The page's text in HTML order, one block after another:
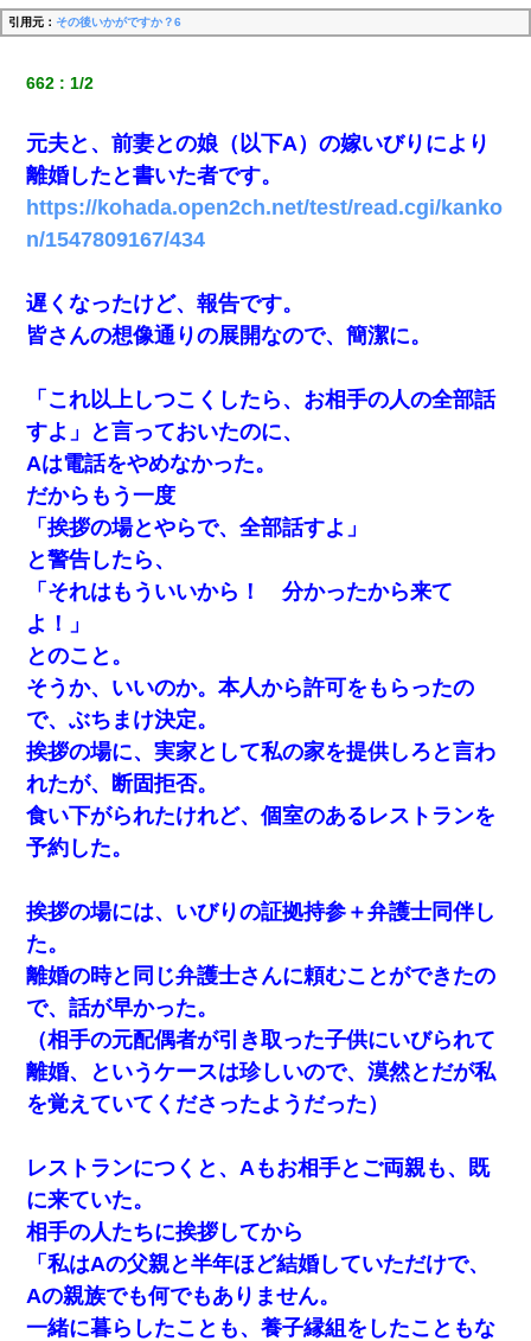
からない
義兄嫁「娘が大学に入ったら下宿させて」私「しつこい、学校斡
旋のアパートに行け」→ 旦那が義兄に通報したら「志望校を変え
デパートの外商『私さんだと名乗る女が、ツケで宝石を買おうと
していて…』私「！？」→ 翌日。ママ友たちの様子が微妙におか
しくなり・・・
さっき嫁から、「愛しています」ってメールが届いた。俺も「愛
彼女との行為を録画した結果→衝撃の事実が判明したｗｗｗｗｗ
ｗ
嫁が涙声で『会いたいね』とか言っているのが聞こえた。俺「こ
んな時間に誰と電話してんの？」嫁「ごめんなさい…！（大号
泣」俺（キターー）→
ホテルに泊まったんだけど従業員が最悪だった。折角の旅行で何
故私が怒鳴られなきゃいけなかったのだ
22歳の頃、父に36歳の男性とお見合いをしてくれと頼まれた。父
の親会社の経営者の息子さんだったので、父も喜んで私の写真を
送ったんだが→
俺「初対面でなに言ったか覚えてる？」嫁「臭いんだよ！キモオ
タ？だっけ？」俺「だいたい合ってる。で、なんで告白してきた
の？」→
と・・・
夫に癌の余命宣告。その闘病中に長女から信じられない言葉を受
けた
アパートのドアに『ハンザイ者！この人はさいあくの人です』と
張り紙が！大家「面倒はごめんだよ」私「はあ」→警察に行き、
見回りで犯人が捕まったが、それが…｜生活｜ヌルポあんてな
り込んできたみたいで、ずっとドアの前で喚いてて滅茶苦茶うる
さかった。
スマホを与えられて、中学卒業する頃にはすっかり女叩きに洗脳
された弟が、大学進学のために一人暮らししたいと言い出した。
全く親しくないママ友Aから突然「飲み会しよう」と誘われたがお
断りした。後日Aの企みを知ってゾッとするやら腹立つやら！
引用元： その後いかがですか？6
662 1/2
元夫と、前妻との娘（以下A）の嫁いびりにより
離婚したと書いた者です。
https://kohada.open2ch.net/test/read.cgi/kanko
n/1547809167/434
遅くなったけど、報告です。
皆さんの想像通りの展開なので、簡潔に。
「これ以上しつこくしたら、お相手の人の全部話
すよ」と言っておいたのに、
Aは電話をやめなかった。
だからもう一度
「挨拶の場とやらで、全部話すよ」
と警告したら、
「それはもういいから！ 分かったから来て
よ！」
とのこと。
そうか、いいのか。本人から許可をもらったの
で、ぶちまけ決定。
挨拶の場に、実家として私の家を提供しろと言わ
れたが、断固拒否。
食い下がられたけれど、個室のあるレストランを
予約した。
挨拶の場には、いびりの証拠持参＋弁護士同伴し
た。
離婚の時と同じ弁護士さんに頼むことができたの
で、話が早かった。
（相手の元配偶者が引き取った子供にいびられて
離婚、というケースは珍しいので、漠然とだが私
を覚えていてくださったようだった）
レストランにつくと、Aもお相手とご両親も、既
に来ていた。
相手の人たちに挨拶してから
「私はAの父親と半年ほど結婚していただけで、
Aの親族でも何でもありません。
一緒に暮らしたことも、養子縁組をしたこともな